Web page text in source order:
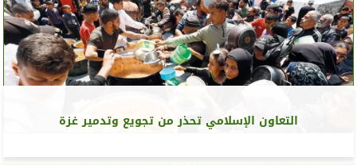
التعاون الإسلامي تحذر من تجويع وتدمير غزة